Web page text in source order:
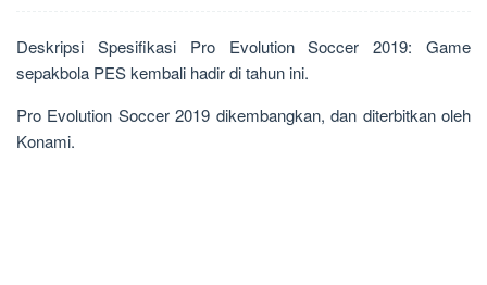
Deskripsi Spesifikasi Pro Evolution Soccer 2019: Game
sepakbola PES kembali hadir di tahun ini.
Pro Evolution Soccer 2019 dikembangkan, dan diterbitkan oleh
Konami.